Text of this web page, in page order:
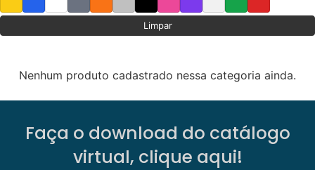
Limpar
Nenhum produto cadastrado nessa categoria ainda.
Faça o download do catálogo
virtual, clique aqui!